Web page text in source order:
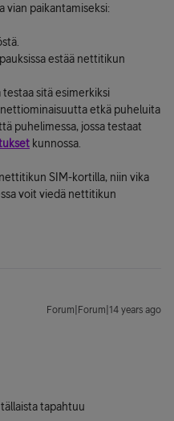
vian paikantamiseksi:
estää nettitikun
sitä esimerkiksi
etkä puheluita
puhelimessa, jossa testaat
kunnossa.
SIM-kortilla, niin vika
voit viedä nettitikun
Forum|Forum|14 years ago
tapahtuu